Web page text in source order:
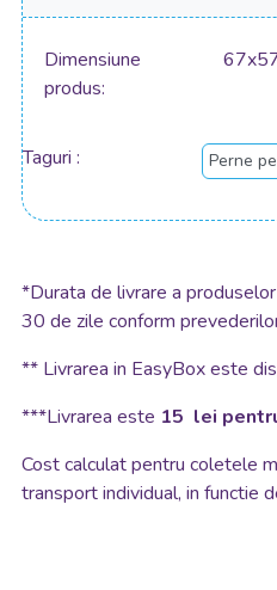
Dimensiune
produs
Taguri
*Durata de livrare a
30 de zile conform
** Livrarea in EasyBox este
***Livrarea este 15 lei
Cost calculat pentru coletele
transport individual, in functie